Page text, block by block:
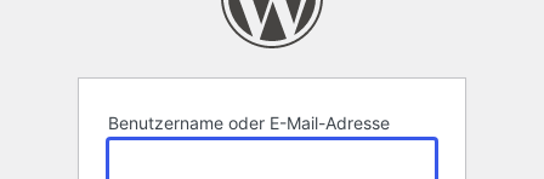
Benutzername oder E-Mail-Adresse